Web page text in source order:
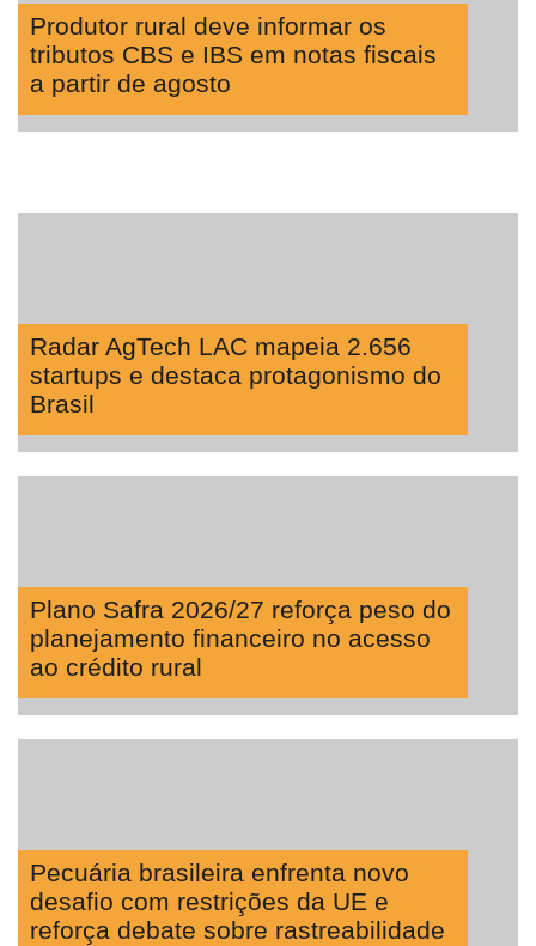
Produtor rural deve informar os
tributos CBS e IBS em notas fiscais
a partir de agosto
Radar AgTech LAC mapeia 2.656
startups e destaca protagonismo do
Brasil
Plano Safra 2026/27 reforça peso do
planejamento financeiro no acesso
ao crédito rural
Pecuária brasileira enfrenta novo
desafio com restrições da UE e
reforça debate sobre rastreabilidade